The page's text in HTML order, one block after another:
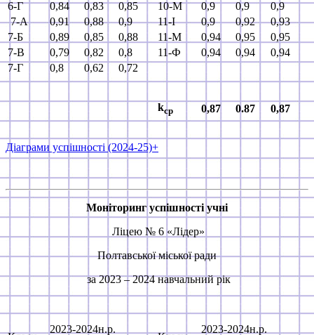
6-Г
0,84 0,83 0,85 10-М 0,9 0,9
0,9
7-А
0,91 0,88 0,9 11-І 0,9 0,92
0,93
7-Б
0,89 0,85 0,88 11-М 0,94 0,95
0,95
7-В
0,79 0,82 0,8 11-Ф 0,94 0,94
0,94
7-Г
0,8 0,62 0,72
kср 0,87 0.87 0,87
Діаграми успішності (2024-25)+
Моніторинг успішності учні
Ліцею № 6 «Лідер»
Полтавської міської ради
за 2023 – 2024 навчальний рік
2023-2024н.р.
2023-2024н.р.